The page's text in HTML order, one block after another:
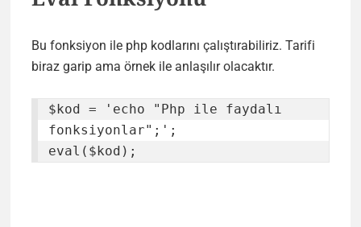
Bu fonksiyon ile php kodlarını çalıştırabiliriz. Tarifi
biraz garip ama örnek ile anlaşılır olacaktır.
$kod = 'echo "Php ile faydalı
fonksiyonlar";';
eval($kod);